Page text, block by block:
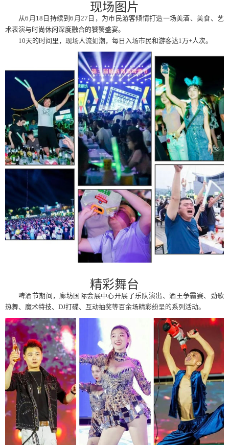
现场图片
从6月18日持续到6月27日，为市民游客倾情打造一场美酒、美食、艺
术表演与时尚休闲深度融合的饕餮盛宴。
10天的时间里，现场人流如潮，每日入场市民和游客达1万+人次。
精彩舞台
啤酒节期间，廊坊国际会展中心开展了乐队演出、酒王争霸赛、劲歌
热舞、魔术特技、DJ打碟、互动抽奖等百余场精彩纷呈的系列活动。